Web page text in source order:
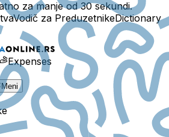
za manje od 30 sekundi.
Vodič za PreduzetnikeDictionary
Expenses
Meni